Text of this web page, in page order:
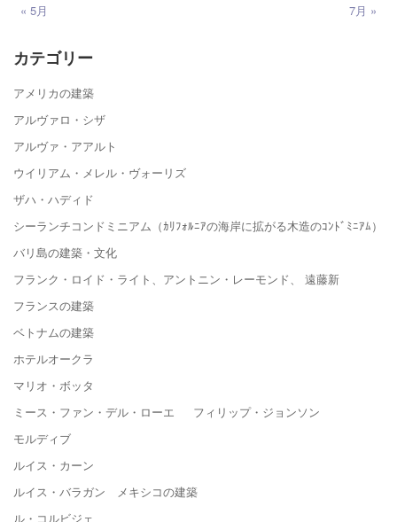
« 5月 7月 »
カテゴリー
アメリカの建築
アルヴァロ・シザ
アルヴァ・アアルト
ウイリアム・メレル・ヴォーリズ
ザハ・ハディド
シーランチコンドミニアム（ｶﾘﾌｫﾙﾆｱの海岸に拡がる木造のｺﾝﾄﾞﾐﾆｱﾑ）
バリ島の建築・文化
フランク・ロイド・ライト、アントニン・レーモンド、 遠藤新
フランスの建築
ベトナムの建築
ホテルオークラ
マリオ・ボッタ
ミース・ファン・デル・ローエ フィリップ・ジョンソン
モルディブ
ルイス・カーン
ルイス・バラガン メキシコの建築
ル・コルビジェ